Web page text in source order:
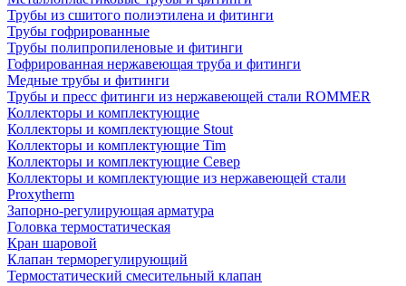
Трубы из сшитого полиэтилена и фитинги
Трубы гофрированные
Трубы полипропиленовые и фитинги
Гофрированная нержавеющая труба и фитинги
Медные трубы и фитинги
Трубы и пресс фитинги из нержавеющей стали ROMMER
Коллекторы и комплектующие
Коллекторы и комплектующие Stout
Коллекторы и комплектующие Tim
Коллекторы и комплектующие Север
Коллекторы и комплектующие из нержавеющей стали
Proxytherm
Запорно-регулирующая арматура
Головка термостатическая
Кран шаровой
Клапан терморегулирующий
Термостатический смесительный клапан